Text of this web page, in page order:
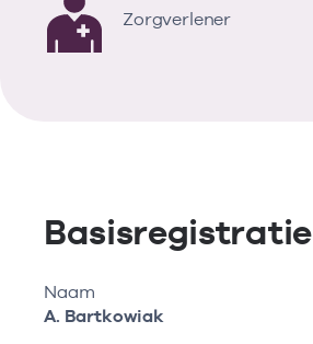
Zorgverlener
Basisregistratie
Naam
A. Bartkowiak